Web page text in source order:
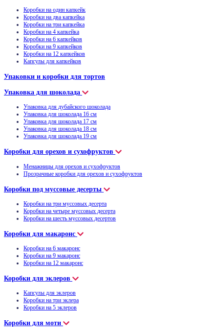
Коробки на один капкейк
Коробки на два капкейка
Коробки на три капкейка
Коробки на 4 капкейка
Коробки на 6 капкейков
Коробки на 9 капкейков
Коробки на 12 капкейков
Капсулы для капкейков
Упаковки и коробки для тортов
Упаковка для шоколада
Упаковка для дубайского шоколада
Упаковка для шоколада 16 см
Упаковка для шоколада 17 см
Упаковка для шоколада 18 см
Упаковка для шоколада 19 см
Коробки для орехов и сухофруктов
Менажницы для орехов и сухофруктов
Прозрачные коробки для орехов и сухофруктов
Коробки под муссовые десерты
Коробки на три муссовых десерта
Коробки на четыре муссовых десерта
Коробки на шесть муссовых десертов
Коробки для макаронс
Коробки на 6 макаронс
Коробки на 9 макаронс
Коробки на 12 макаронс
Коробки для эклеров
Капсулы для эклеров
Коробки на три эклера
Коробки на 5 эклеров
Коробки для моти